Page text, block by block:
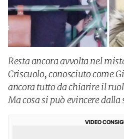
Resta ancora avvolta nel
Criscuolo, conosciuto come
ancora tutto da chiarire il
Ma cosa si può evincere
VIDEO